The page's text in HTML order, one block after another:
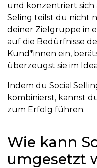
und konzentriert sich
Seling teilst du nicht
deiner Zielgruppe in
auf die Bedürfnisse
Kund*innen ein,
überzeugst sie im
Indem du Social
kombinierst, kannst
zum Erfolg führen.
Wie kann
umgesetzt